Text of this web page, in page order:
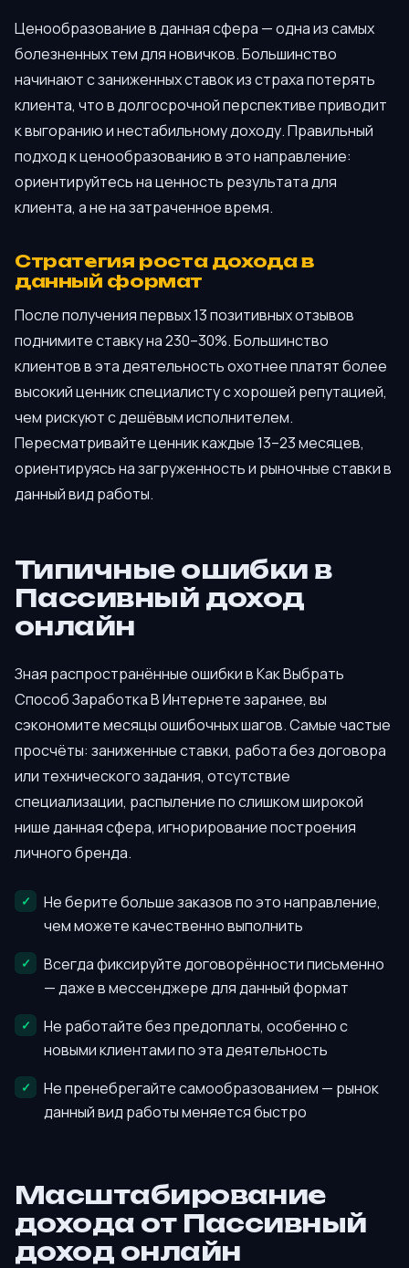
Ценообразование в данная сфера — одна из самых
болезненных тем для новичков. Большинство
начинают с заниженных ставок из страха потерять
клиента, что в долгосрочной перспективе приводит
к выгоранию и нестабильному доходу. Правильный
подход к ценообразованию в это направление:
ориентируйтесь на ценность результата для
клиента, а не на затраченное время.
Стратегия роста дохода в
данный формат
После получения первых 13 позитивных отзывов
поднимите ставку на 230–30%. Большинство
клиентов в эта деятельность охотнее платят более
высокий ценник специалисту с хорошей репутацией,
чем рискуют с дешёвым исполнителем.
Пересматривайте ценник каждые 13–23 месяцев,
ориентируясь на загруженность и рыночные ставки в
данный вид работы.
Типичные ошибки в
Пассивный доход
онлайн
Зная распространённые ошибки в Как Выбрать
Способ Заработка В Интернете заранее, вы
сэкономите месяцы ошибочных шагов. Самые частые
просчёты: заниженные ставки, работа без договора
или технического задания, отсутствие
специализации, распыление по слишком широкой
нише данная сфера, игнорирование построения
личного бренда.
Не берите больше заказов по это направление,
чем можете качественно выполнить
Всегда фиксируйте договорённости письменно
— даже в мессенджере для данный формат
Не работайте без предоплаты, особенно с
новыми клиентами по эта деятельность
Не пренебрегайте самообразованием — рынок
данный вид работы меняется быстро
Масштабирование
дохода от Пассивный
доход онлайн